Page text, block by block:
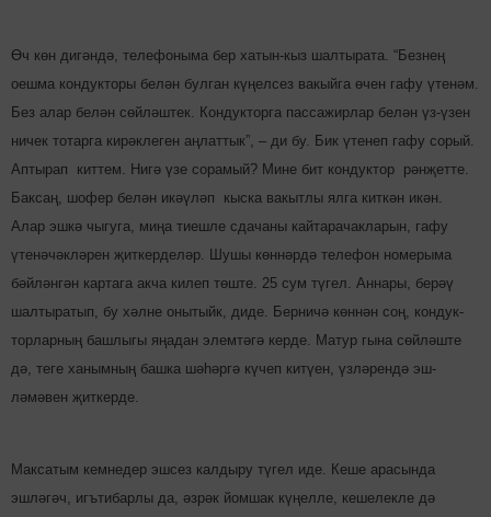
Өч көн дигәндә, телефоныма бер хатын-кыз шалтырата. “Безнең
оешма кондукторы белән булган кү­ңелсез вакыйга өчен гафу үтенәм.
Без алар белән сөйләштек. Кондукторга пассажирлар белән үз-үзен
ничек тотарга кирәклеген аңлаттык”, – ди бу. Бик үтенеп гафу сорый.
Аптырап киттем. Нигә үзе сорамый? Мине бит кондуктор рәнҗетте.
Баксаң, шофер белән икәүләп кыска вакытлы ялга киткән икән.
Алар эшкә чыгуга, миңа тиешле сдачаны кайтарачакларын, гафу
үтенәчәкләрен җиткер­деләр. Шушы көннәрдә телефон номерыма
бәйләнгән картага акча килеп төште. 25 сум түгел. Аннары, берәү
шалтыратып, бу хәлне онытыйк, диде. Бер­ничә көннән соң, кон­дук­
торларның башлыгы яңадан элемтәгә керде. Матур гына сөйләште
дә, теге ханымның башка шәһәргә күчеп китүен, үзләрендә эш­
ләмәвен җиткерде.
Максатым кемнедер эшсез калдыру түгел иде. Кеше арасында
эшләгәч, игътибарлы да, әзрәк йомшак күңелле, кешелекле дә